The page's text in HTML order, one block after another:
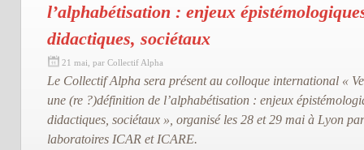
l’alphabétisation : enjeux
didactiques, sociétaux
21 mai, par Collectif Alpha
Le Collectif Alpha sera présent au colloque international «
une (re ?)définition de l’alphabétisation : enjeux
didactiques, sociétaux », organisé les 28 et 29 mai à Lyon
laboratoires ICAR et ICARE.